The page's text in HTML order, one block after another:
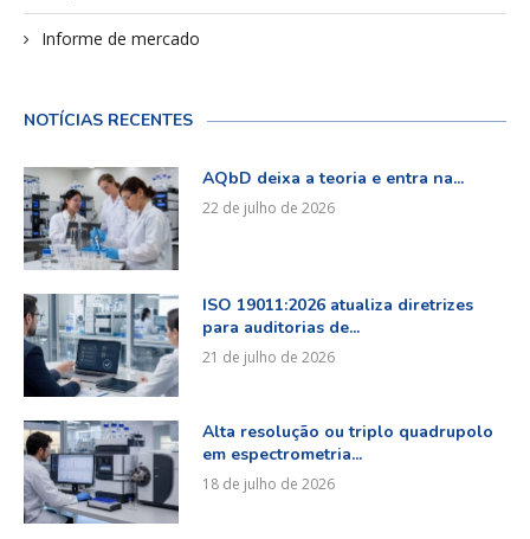
Informe de mercado
NOTÍCIAS RECENTES
AQbD deixa a teoria e entra na...
22 de julho de 2026
ISO 19011:2026 atualiza diretrizes
para auditorias de...
21 de julho de 2026
Alta resolução ou triplo quadrupolo
em espectrometria...
18 de julho de 2026